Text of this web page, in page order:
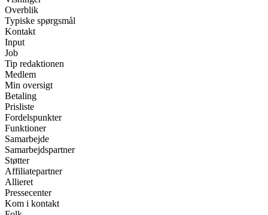
Overblik
Typiske spørgsmål
Kontakt
Input
Job
Tip redaktionen
Medlem
Min oversigt
Betaling
Prisliste
Fordelspunkter
Funktioner
Samarbejde
Samarbejdspartner
Støtter
Affiliatepartner
Allieret
Pressecenter
Kom i kontakt